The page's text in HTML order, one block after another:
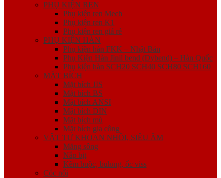
PHỤ KIỆN REN
Phụ kiện ren Mech
Phụ kiện ren K1
Phụ kiện ren giá rẻ
PHỤ KIỆN HÀN
Phụ kiện hàn FKK – Nhật Bản
Phụ Kiện Hàn Jinil bend (Dybend) – Hàn Quốc
Phụ kiện hàn SCH20 SCH40 SCH80 SCH160
MẶT BÍCH
Mặt bích JIS
Mặt bích BS
Mặt bích ANSI
Mặt bích DIN
Mặt bích mù
Mặt bích gia công
VẬT TƯ KHOAN NHỒI, SIÊU ÂM
Măng sông
Nắp bịt
Kẽm buộc, bulong, ốc viss
Cóc nối